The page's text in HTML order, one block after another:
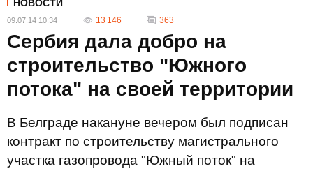
НОВОСТИ
09.07.14 10:34 13 146 363
Сербия дала добро на
строительство "Южного
потока" на своей территории
В Белграде накануне вечером был подписан
контракт по строительству магистрального
участка газопровода "Южный поток" на